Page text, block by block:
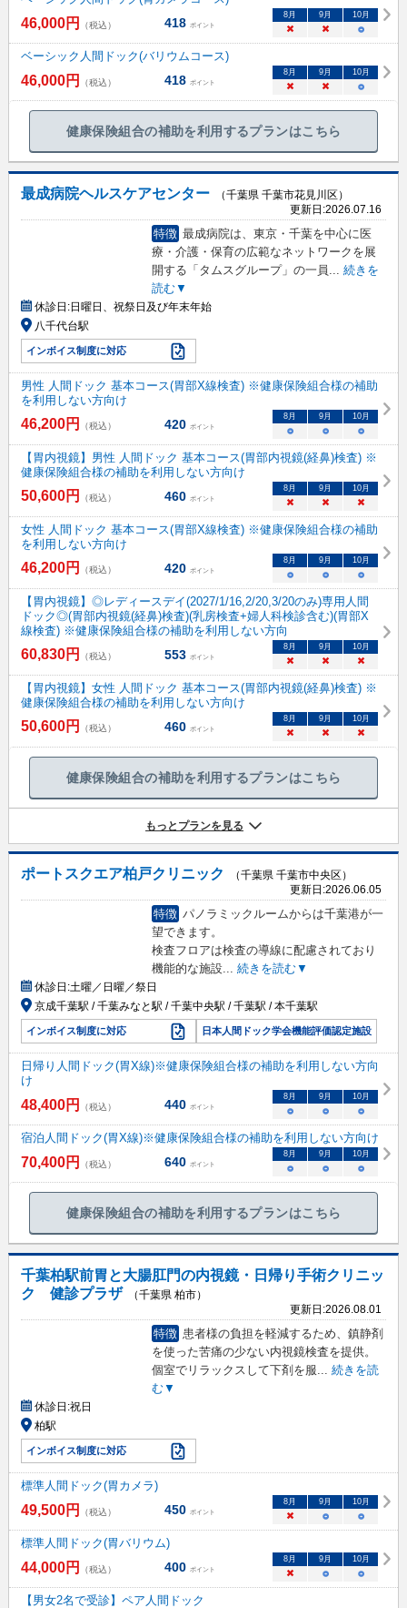
46,000円 （税込） 418 ポイント
8月 9月 10月
× × ○
ベーシック人間ドック(バリウムコース)
46,000円 （税込） 418 ポイント
8月 9月 10月
× × ○
健康保険組合の補助を利用するプランはこちら
最成病院ヘルスケアセンター
（千葉県 千葉市花見川区）
更新日:2026.07.16
特徴 最成病院は、東京・千葉を中心に医
療・介護・保育の広範なネットワークを展
開する「タムスグループ」の一員
続きを
読む▼
休診日:日曜日、祝祭日及び年末年始
八千代台駅
インボイス制度に対応
男性 人間ドック 基本コース(胃部X線検査) ※健康保険組合様の補助
を利用しない方向け
46,200円 （税込） 420 ポイント
8 月 9 月 10月
○ ○ ○
【胃内視鏡】男性 人間ドック 基本コース(胃部内視鏡(経鼻)検査) ※
健康保険組合様の補助を利用しない方向け
50,600円 （税込） 460 ポイント
8 月 9 月 10月
× × ×
女性 人間ドック 基本コース(胃部X線検査) ※健康保険組合様の補助
を利用しない方向け
46,200円 （税込） 420 ポイント
8 月 9 月 10月
○ ○ ○
【胃内視鏡】◎レディースデイ(2027/1/16,2/20,3/20のみ)専用人間
ドック◎(胃部内視鏡(経鼻)検査)(乳房検査+婦人科検診含む)(胃部X
線検査) ※健康保険組合様の補助を利用しない方向
60,830円 （税込） 553 ポイント
8 月 9 月 10月
× × ×
【胃内視鏡】女性 人間ドック 基本コース(胃部内視鏡(経鼻)検査) ※
健康保険組合様の補助を利用しない方向け
50,600円 （税込） 460 ポイント
8 月 9 月 10月
× × ×
健康保険組合の補助を利用するプランはこちら
もっとプランを見る
ポートスクエア柏戸クリニック
（千葉県 千葉市中央区）
更新日:2026.06.05
特徴 パノラミックルームからは千葉港が一
望できます。
検査フロアは検査の導線に配慮されており
機能的な施設... 続きを読む▼
休診日:土曜／日曜／祭日
京成千葉駅 / 千葉みなと駅 / 千葉中央駅 / 千葉駅 / 本千葉駅
インボイス制度に対応 日本人間ドック学会機能評価認定施設
日帰り人間ドック(胃X線)※健康保険組合様の補助を利用しない方向
け
48,400円 （税込） 440 ポイント
8月 9月 10月
○ ○ ○
宿泊人間ドック(胃X線)※健康保険組合様の補助を利用しない方向け
70,400円 （税込） 640 ポイント
8月 9月 10月
○ ○ ○
健康保険組合の補助を利用するプランはこちら
千葉柏駅前胃と大腸肛門の内視鏡・日帰り手術クリニッ
ク 健診プラザ
（千葉県 柏市）
更新日:2026.08.01
特徴 患者様の負担を軽減するため、鎮静剤
を使った苦痛の少ない内視鏡検査を提供。
個室でリラックスして下剤を服... 続きを読
む▼
休診日:祝日
柏駅
インボイス制度に対応
標準人間ドック(胃カメラ)
49,500円 （税込） 450 ポイント
8月 9月 10月
× ○ ○
標準人間ドック(胃バリウム)
44,000円 （税込） 400 ポイント
8月 9月 10月
× ○ ○
【男女2名で受診】ペア人間ドック